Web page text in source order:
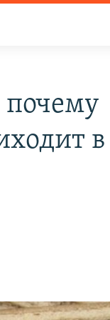
почему
в